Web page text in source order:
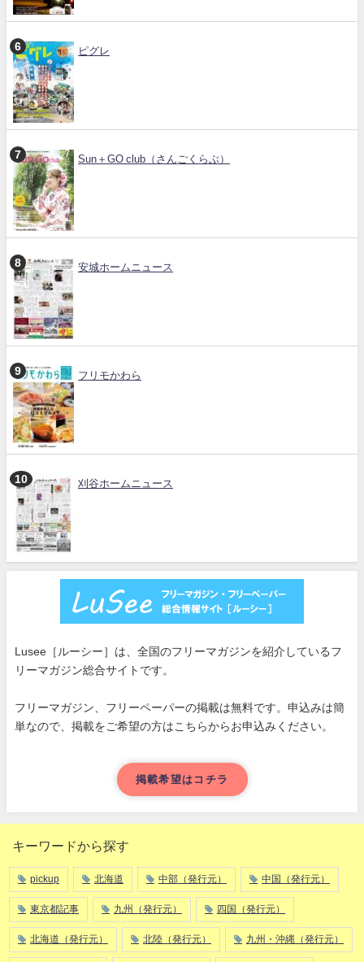
ピグレ
Sun＋GO club（さんごくらぶ）
安城ホームニュース
フリモかわら
刈谷ホームニュース
Lusee［ルーシー］は、全国のフリーマガジンを紹介しているフ
リーマガジン総合サイトです。
フリーマガジン、フリーペーパーの掲載は無料です。申込みは簡
単なので、掲載をご希望の方はこちらからお申込みください。
掲載希望はコチラ
キーワードから探す
pickup 北海道 中部（発行元） 中国（発行元）
東京都記事 九州（発行元） 四国（発行元）
北海道（発行元） 北陸（発行元） 九州・沖縄（発行元）